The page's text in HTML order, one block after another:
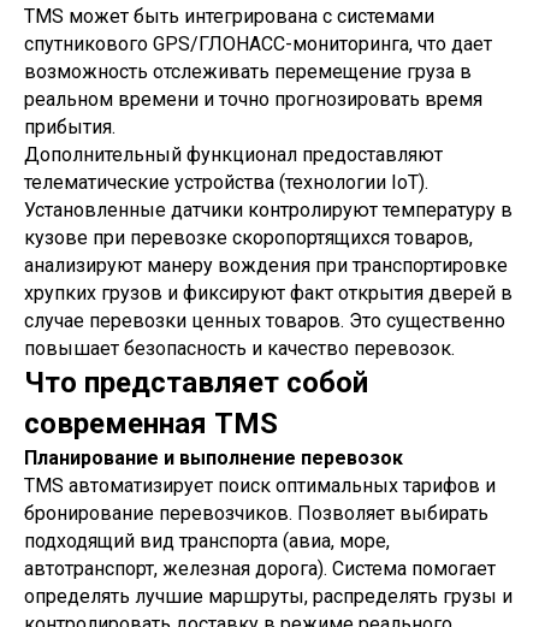
TMS может быть интегрирована с системами
спутникового GPS/ГЛОНАСС-мониторинга, что дает
возможность отслеживать перемещение груза в
реальном времени и точно прогнозировать время
прибытия.
Дополнительный функционал предоставляют
телематические устройства (технологии IoT).
Установленные датчики контролируют температуру в
кузове при перевозке скоропортящихся товаров,
анализируют манеру вождения при транспортировке
хрупких грузов и фиксируют факт открытия дверей в
случае перевозки ценных товаров. Это существенно
повышает безопасность и качество перевозок.
Что представляет собой
современная TMS
Планирование и выполнение перевозок
TMS автоматизирует поиск оптимальных тарифов и
бронирование перевозчиков. Позволяет выбирать
подходящий вид транспорта (авиа, море,
автотранспорт, железная дорога). Система помогает
определять лучшие маршруты, распределять грузы и